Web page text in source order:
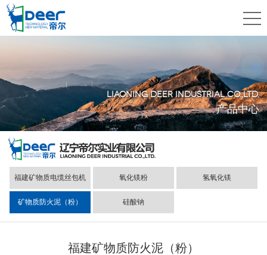
LIAONING DEER INDUSTRIAL CO.,LTD.
产品中心
福建矿物质电缆丝包机 氧化镁粉 氢氧化镁
矿物质防火泥（粉） 硅酸钠
福建矿物质防火泥（粉）